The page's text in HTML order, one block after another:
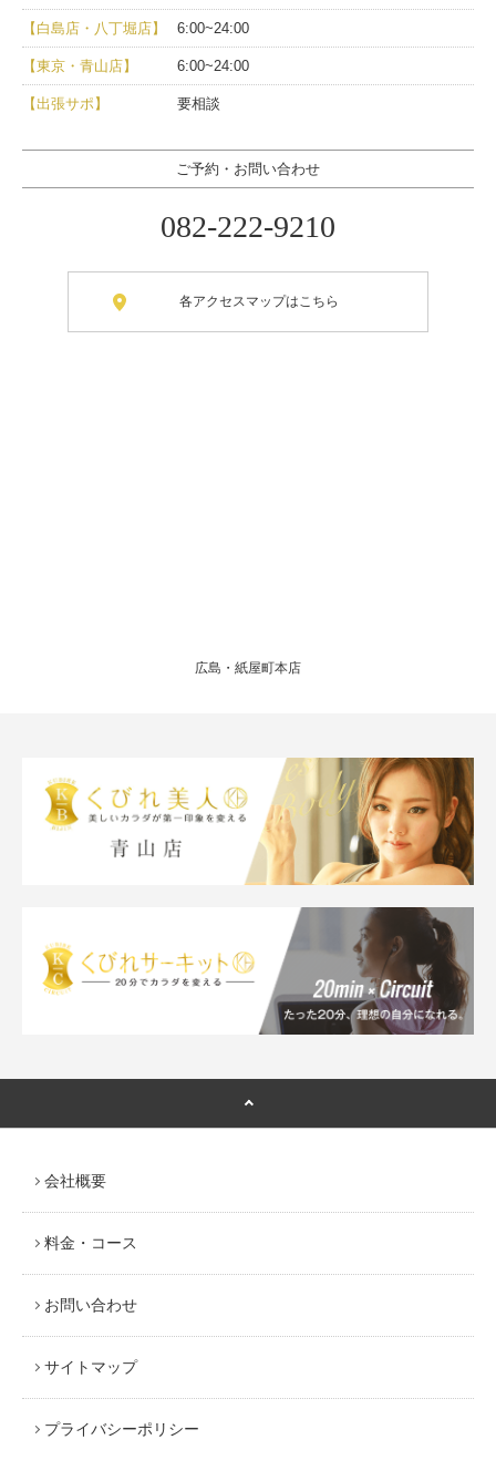
【白島店・八丁堀店】 6:00~24:00
【東京・青山店】 6:00~24:00
【出張サポ】 要相談
ご予約・お問い合わせ
082-222-9210
各アクセスマップはこちら
広島・紙屋町本店
会社概要
料金・コース
お問い合わせ
サイトマップ
プライバシーポリシー